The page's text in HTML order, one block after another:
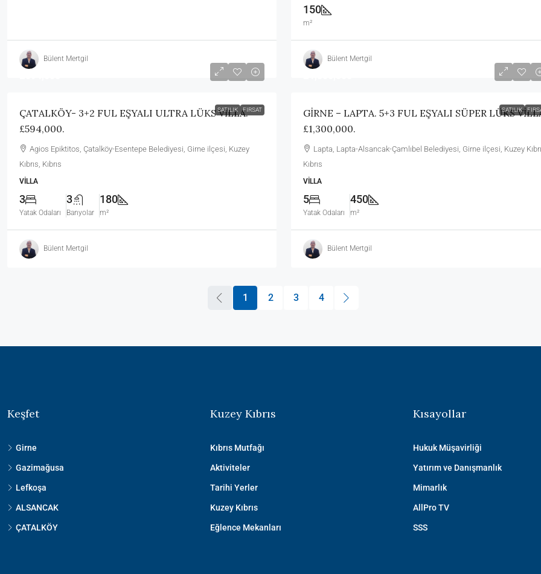
Bülent Mertgil
150
m²
Bülent Mertgil
SATILIK FIRSAT
ÇATALKÖY- 3+2 FUL EŞYALI ULTRA LÜKS VİLLA.
£594,000.
Agios Epiktitos, Çatalköy-Esentepe Belediyesi, Girne ilçesi, Kuzey
Kıbrıs, Kıbrıs
VILLA
3
Yatak Odaları
3
Banyolar
180
m²
Bülent Mertgil
SATILIK
GİRNE – LAPTA. 5+3 FUL EŞYALI SÜPER LÜKS
£1,300,000.
Lapta, Lapta-Alsancak-Çamlıbel Belediyesi, Girne ilçesi, Kuzey
Kıbrıs
VILLA
5
Yatak Odaları
450
m²
Bülent Mertgil
1 2 3 4
Keşfet
Girne
Gazimağusa
Lefkoşa
ALSANCAK
ÇATALKÖY
Kuzey Kıbrıs
Kıbrıs Mutfağı
Aktiviteler
Tarihi Yerler
Kuzey Kıbrıs
Eğlence Mekanları
Kısayollar
Hukuk Müşavirliği
Yatırım ve Danışmanlık
Mimarlık
AllPro TV
SSS